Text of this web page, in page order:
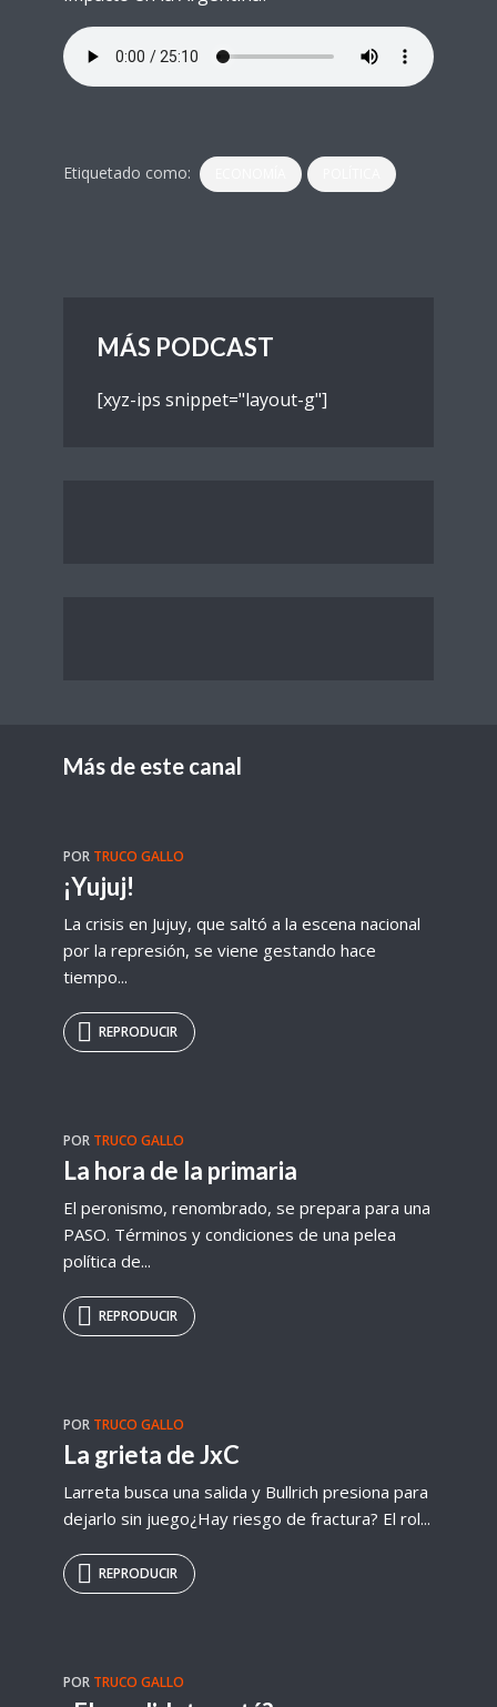
Etiquetado como:
MÁS PODCAST
[xyz-ips snippet="layout-g"]
Más de este canal
POR TRUCO GALLO
¡Yujuj!
La crisis en Jujuy, que saltó a la escena nacional
por la represión, se viene gestando hace
tiempo...
REPRODUCIR
POR TRUCO GALLO
La hora de la primaria
El peronismo, renombrado, se prepara para una
PASO. Términos y condiciones de una pelea
política de...
REPRODUCIR
POR TRUCO GALLO
La grieta de JxC
Larreta busca una salida y Bullrich presiona para
dejarlo sin juego¿Hay riesgo de fractura? El rol...
REPRODUCIR
POR TRUCO GALLO